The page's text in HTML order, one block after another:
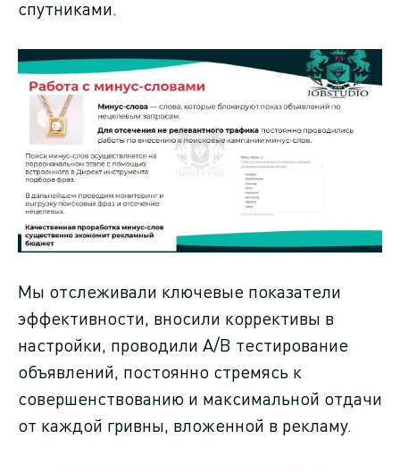
спутниками.
Мы отслеживали ключевые показатели
эффективности, вносили коррективы в
настройки, проводили A/B тестирование
объявлений, постоянно стремясь к
совершенствованию и максимальной отдачи
от каждой гривны, вложенной в рекламу.